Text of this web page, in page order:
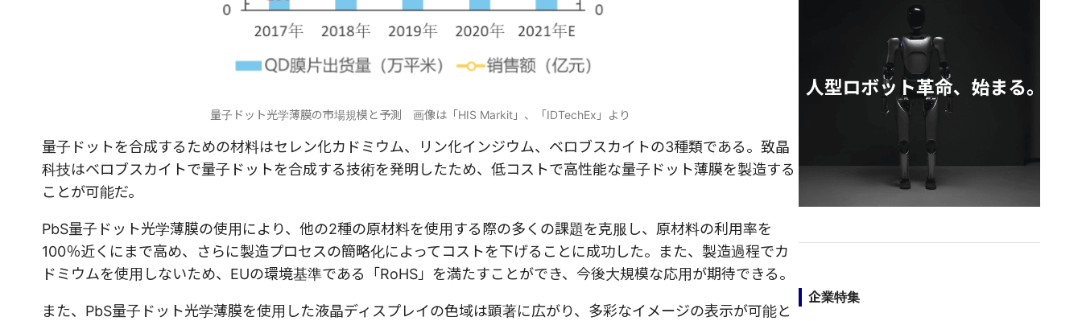
量子ドット光学薄膜の市場規模と予測 画像は「HIS Markit」、「IDTechEx」より
量子ドットを合成するための材料はセレン化カドミウム、リン化インジウム、ベロブスカイトの3種類である。致晶
科技はベロブスカイトで量子ドットを合成する技術を発明したため、低コストで高性能な量子ドット薄膜を製造する
ことが可能だ。
PbS量子ドット光学薄膜の使用により、他の2種の原材料を使用する際の多くの課題を克服し、原材料の利用率を
100％近くにまで高め、さらに製造プロセスの簡略化によってコストを下げることに成功した。また、製造過程でカ
ドミウムを使用しないため、EUの環境基準である「RoHS」を満たすことができ、今後大規模な応用が期待できる。
また、PbS量子ドット光学薄膜を使用した液晶ディスプレイの色域は顕著に広がり、多彩なイメージの表示が可能と
企業特集